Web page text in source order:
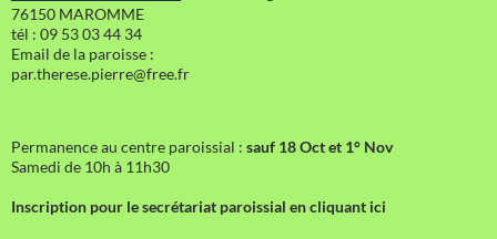
76150 MAROMME
tél : 09 53 03 44 34
Email de la paroisse :
par.therese.pierre@free.fr
Permanence au centre paroissial : sauf 18 Oct et 1° Nov
Samedi de 10h à 11h30
Inscription pour le secrétariat paroissial en cliquant ici